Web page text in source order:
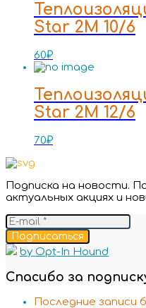
Star 2M 10/6
60₽
Star 2M 12/6
70₽
Подписка на новости.
актуальных акциях и
Подписаться
by Opt-In Hound
Спасибо за
Последние записи